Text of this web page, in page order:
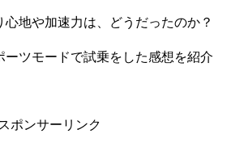
心地や加速力は、どうだったのか？
ーツモードで試乗をした感想を紹介
スポンサーリンク